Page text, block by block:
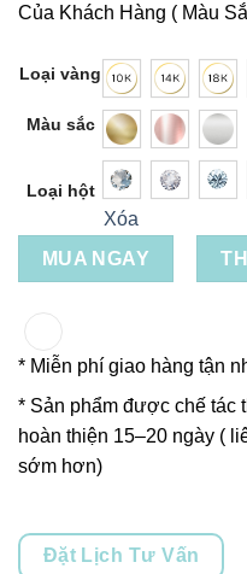
Của Khách Hàng ( Màu
Loại vàng
Màu sắc
Loại hột
Xóa
MUA NGAY
* Miễn phí giao hàng tận
* Sản phẩm được chế tác
hoàn thiện 15–20 ngày (
sớm hơn)
Đặt Lịch Tư Vấn